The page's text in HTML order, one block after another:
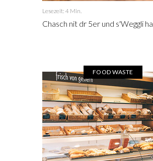
Lesezeit: 4 Min.
Chasch nit dr 5er und s'Weggli ha
FOOD WASTE